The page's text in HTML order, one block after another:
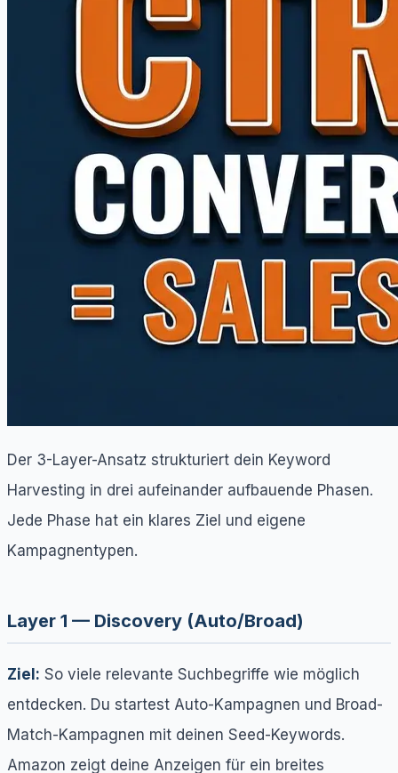
Der 3-Layer-Ansatz strukturiert dein Keyword
Harvesting in drei aufeinander aufbauende Phasen.
Jede Phase hat ein klares Ziel und eigene
Kampagnentypen.
Layer 1 — Discovery (Auto/Broad)
Ziel: So viele relevante Suchbegriffe wie möglich
entdecken. Du startest Auto-Kampagnen und Broad-
Match-Kampagnen mit deinen Seed-Keywords.
Amazon zeigt deine Anzeigen für ein breites